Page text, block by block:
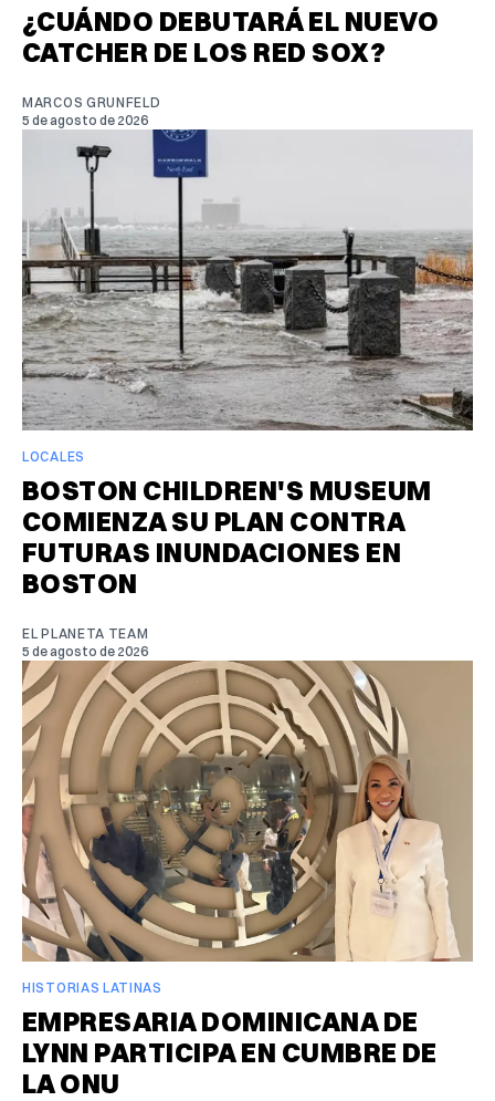
¿CUÁNDO DEBUTARÁ EL NUEVO
CATCHER DE LOS RED SOX?
MARCOS GRUNFELD
5 de agosto de 2026
LOCALES
BOSTON CHILDREN'S MUSEUM
COMIENZA SU PLAN CONTRA
FUTURAS INUNDACIONES EN
BOSTON
EL PLANETA TEAM
5 de agosto de 2026
HISTORIAS LATINAS
EMPRESARIA DOMINICANA DE
LYNN PARTICIPA EN CUMBRE DE
LA ONU